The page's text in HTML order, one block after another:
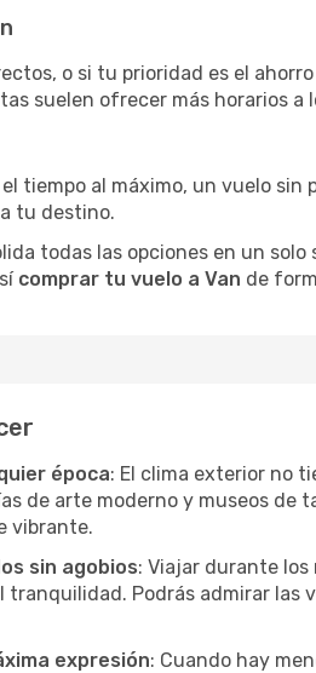
o si tu prioridad es el
suelen ofrecer más horarios
tiempo al máximo, un vuelo
tu destino.
todas las opciones en un
comprar tu vuelo a Van de
época: El clima exterior no
de arte moderno y museos
vibrante.
sin agobios: Viajar durante
Podrás admirar
expresión: Cuando hay